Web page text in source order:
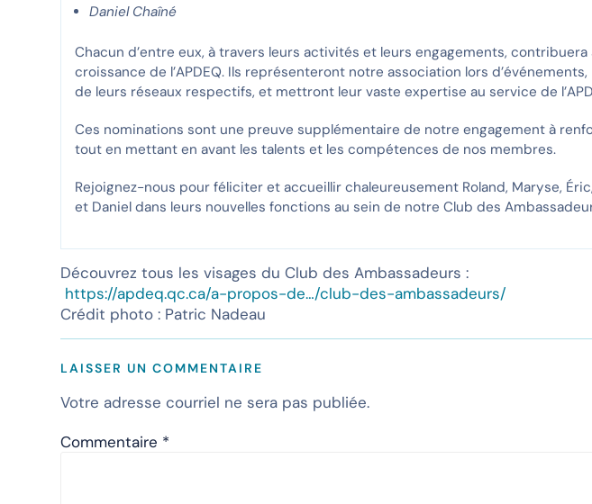
Daniel Chaîné
Chacun d’entre eux, à travers leurs activités et leurs engagements, contribuera
croissance de l’APDEQ. Ils représenteront notre association lors
de leurs réseaux respectifs, et mettront leur vaste expertise au service de
Ces nominations sont une preuve supplémentaire de notre engagement à
tout en mettant en avant les talents et les compétences de nos membres.
Rejoignez-nous pour féliciter et accueillir chaleureusement Roland, Maryse,
et Daniel dans leurs nouvelles fonctions au sein de notre Club des
Découvrez tous les visages du Club des Ambassadeurs :
https://apdeq.qc.ca/a-propos-de…/club-des-ambassadeurs/
Crédit photo : Patric Nadeau
LAISSER UN COMMENTAIRE
Votre adresse courriel ne sera pas publiée.
Commentaire *